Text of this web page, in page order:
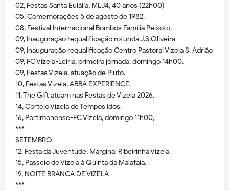
02, Festas Santa Eulália, MLJ4, 40 anos (22h00)
05, Comemorações 5 de agosto de 1982.
08, Festival Internacional Bombos Família Peixoto.
09, Inauguração requalificação rotunda J.S.Oliveira
09, Inauguração requalificação Centro Pastoral Vizela S. Adrião
09, FC Vizela-Leiria, primeira jornada, domingo 14h00.
09, Festas Vizela, atuação de Pluto.
10, Festas Vizela, ABBA EXPERIENCE.
11, The Gift atuam nas Festas de Vizela 2026.
14, Cortejo Vizela de Tempos Idos.
16, Portimonense-FC Vizela, domingo 11h00,
***
SETEMBRO
12, Festa da Juventude, Marginal Ribeirinha Vizela.
15, Passeio de Vizela à Quinta da Malafaia.
19, NOITE BRANCA DE VIZELA
***